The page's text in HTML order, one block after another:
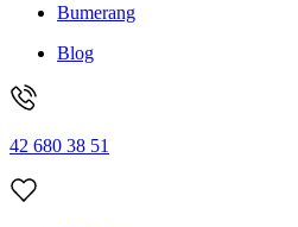
Bumerang
Blog
42 680 38 51